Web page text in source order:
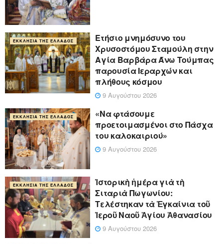
ΕΚΚΛΗΣΊΑ ΤΗΣ ΕΛΛΆΔΟΣ
Ετήσιο μνημόσυνο του
Χρυσοστόμου Σταμούλη στην
Αγία Βαρβάρα Άνω Τούμπας
παρουσία Ιεραρχών και
πλήθους κόσμου
9 Αυγούστου 2026
ΕΚΚΛΗΣΊΑ ΤΗΣ ΕΛΛΆΔΟΣ
«Να φτάσουμε
προετοιμασμένοι στο Πάσχα
του καλοκαιριού»
9 Αυγούστου 2026
ΕΚΚΛΗΣΊΑ ΤΗΣ ΕΛΛΆΔΟΣ
Ἱστορικὴ ἡμέρα γιὰ τὴ
Σιταριὰ Πωγωνίου:
Τελέστηκαν τὰ Ἐγκαίνια τοῦ
Ἱεροῦ Ναοῦ Ἁγίου Ἀθανασίου
9 Αυγούστου 2026